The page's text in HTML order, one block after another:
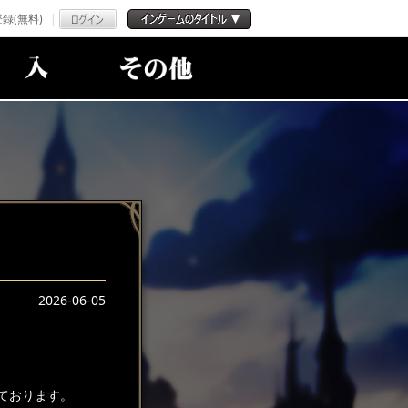
(無料)
2026-06-05
ります。